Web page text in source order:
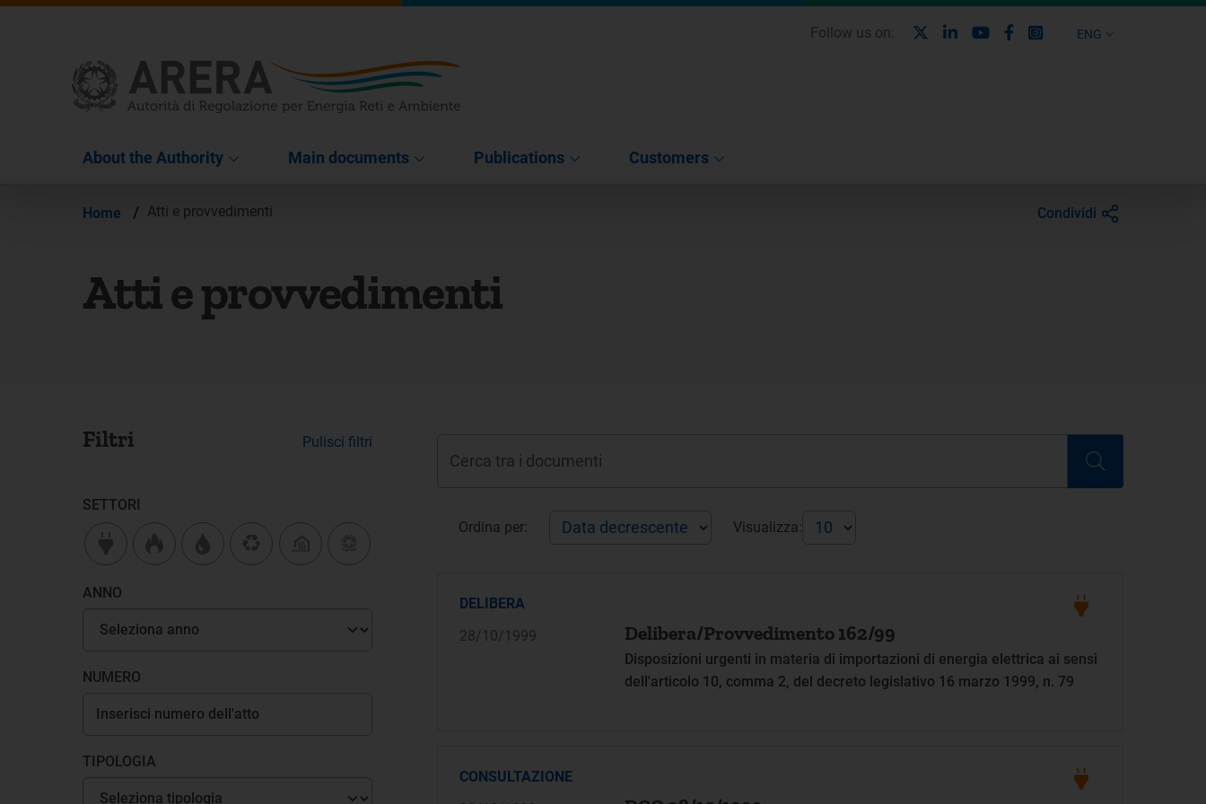
ENG
Follow us on: LinkedinYoutubeFacebook
Instagram
About the Authority Main documents Publications Customers
Home / Atti e provvedimenti Condividi
Atti e provvedimenti
Filtri Pulisci filtri
SETTORI
ANNO
NUMERO
TIPOLOGIA
Ordina per: Visualizza:
DELIBERA
28/10/1999
Delibera/Provvedimento 162/99
Disposizioni urgenti in materia di importazioni di energia elettrica ai sensi
dell'articolo 10, comma 2, del decreto legislativo 16 marzo 1999, n. 79
CONSULTAZIONE